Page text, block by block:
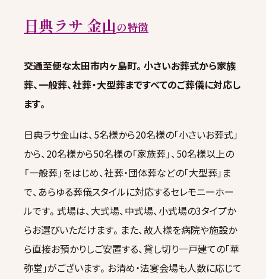
日典ラサ 金山の特徴
交通至便な太田市内ヶ島町。小さいお葬式から家族
葬、一般葬、社葬・大型葬まですべてのご葬儀に対応し
ます。
日典ラサ金山は、5名様から20名様の｢小さいお葬式｣
から、20名様から50名様の「家族葬」、50名様以上の
「一般葬」をはじめ、社葬・団体葬などの｢大型葬｣ま
で、あらゆる葬儀スタイルに対応するセレモニーホー
ルです。式場は、大式場、中式場、小式場の3タイプか
らお選びいただけます。また、故人様を病院や施設か
ら直接お預かりしご安置する、貸し切り一戸建ての｢華
弥堂｣がございます。お清め・法宴会場も人数に応じて